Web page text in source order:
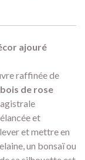
ajouré
raffinée de
bois de rose
et
et mettre en
un bonsaï ou